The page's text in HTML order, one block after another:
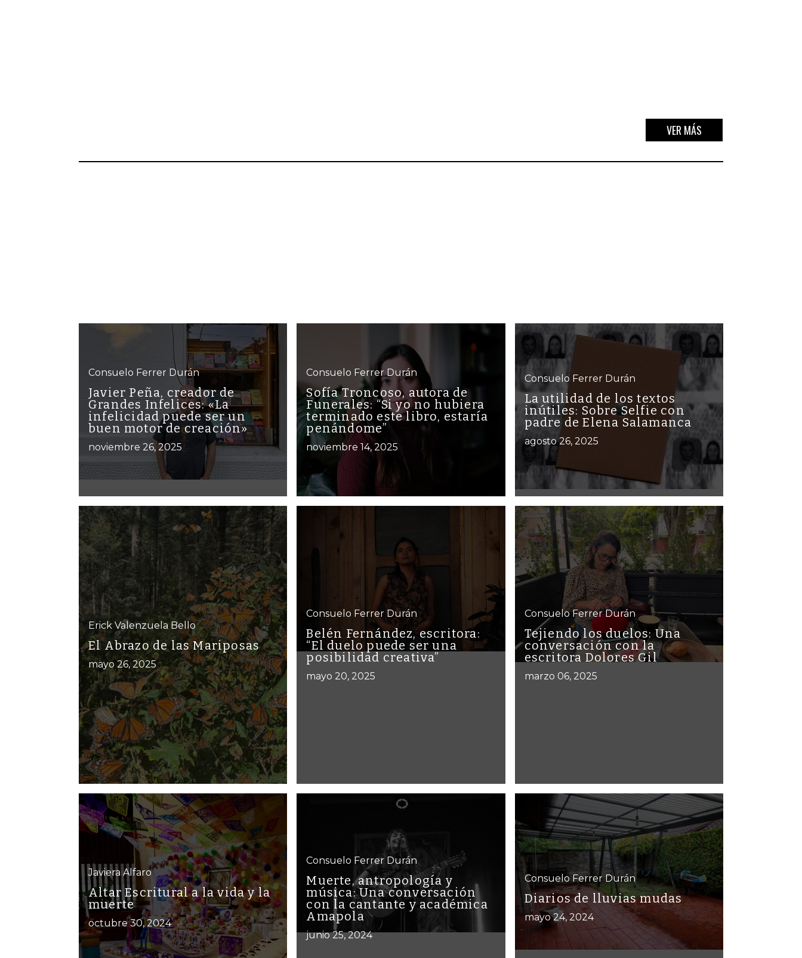
VER MÁS
Consuelo Ferrer Durán
Javier Peña, creador de
Grandes Infelices: «La
infelicidad puede ser un
buen motor de creación»
noviembre 26, 2025
Consuelo Ferrer Durán
Sofía Troncoso, autora de
Funerales: “Si yo no hubiera
terminado este libro, estaría
penándome”
noviembre 14, 2025
Consuelo Ferrer Durán
La utilidad de los textos
inútiles: Sobre Selfie con
padre de Elena Salamanca
agosto 26, 2025
Erick Valenzuela Bello
El Abrazo de las Mariposas
mayo 26, 2025
Consuelo Ferrer Durán
Belén Fernández, escritora:
“El duelo puede ser una
posibilidad creativa”
mayo 20, 2025
Consuelo Ferrer Durán
Tejiendo los duelos: Una
conversación con la
escritora Dolores Gil
marzo 06, 2025
Javiera Alfaro
Altar Escritural a la vida y la
muerte
octubre 30, 2024
Consuelo Ferrer Durán
Muerte, antropología y
música: Una conversación
con la cantante y académica
Amapola
junio 25, 2024
Consuelo Ferrer Durán
Diarios de lluvias mudas
mayo 24, 2024